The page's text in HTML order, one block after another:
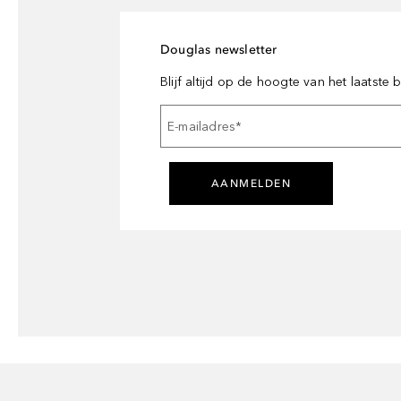
Douglas newsletter
Blijf altijd op de hoogte van het laatste
E-mailadres*
AANMELDEN